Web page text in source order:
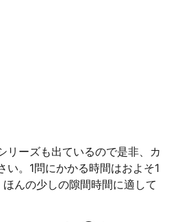
リーズも出ているので是非、カ
い。1問にかかる時間はおよそ1
んの少しの隙間時間に適して